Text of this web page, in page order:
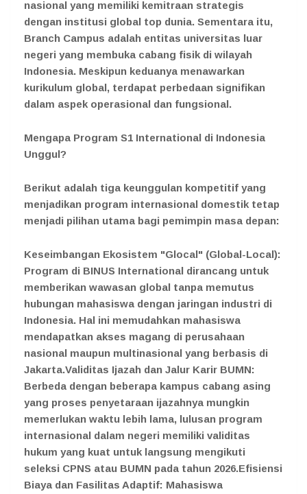
nasional yang memiliki kemitraan strategis
dengan institusi global top dunia. Sementara itu,
Branch Campus adalah entitas universitas luar
negeri yang membuka cabang fisik di wilayah
Indonesia. Meskipun keduanya menawarkan
kurikulum global, terdapat perbedaan signifikan
dalam aspek operasional dan fungsional.
Mengapa Program S1 International di Indonesia
Unggul?
Berikut adalah tiga keunggulan kompetitif yang
menjadikan program internasional domestik tetap
menjadi pilihan utama bagi pemimpin masa depan:
Keseimbangan Ekosistem "Glocal" (Global-Local):
Program di BINUS International dirancang untuk
memberikan wawasan global tanpa memutus
hubungan mahasiswa dengan jaringan industri di
Indonesia. Hal ini memudahkan mahasiswa
mendapatkan akses magang di perusahaan
nasional maupun multinasional yang berbasis di
Jakarta.Validitas Ijazah dan Jalur Karir BUMN:
Berbeda dengan beberapa kampus cabang asing
yang proses penyetaraan ijazahnya mungkin
memerlukan waktu lebih lama, lulusan program
internasional dalam negeri memiliki validitas
hukum yang kuat untuk langsung mengikuti
seleksi CPNS atau BUMN pada tahun 2026.Efisiensi
Biaya dan Fasilitas Adaptif: Mahasiswa